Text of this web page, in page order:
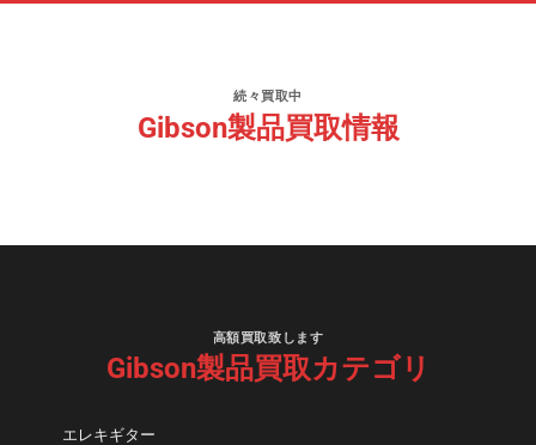
続々買取中
Gibson製品買取情報
高額買取致します
Gibson製品買取カテゴリ
エレキギター